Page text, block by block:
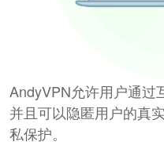
AndyVPN允许用户通过
并且可以隐匿用户的真
私保护。